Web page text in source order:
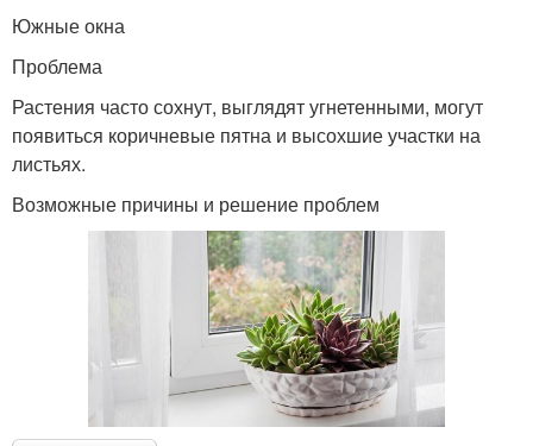
Южные окна
Проблема
Растения часто сохнут, выглядят угнетенными, могут
появиться коричневые пятна и высохшие участки на
листьях.
Возможные причины и решение проблем